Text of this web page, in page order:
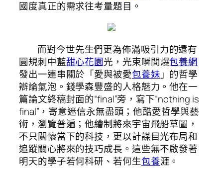
國度真正的需求往考量題目。
而對今世先生們更為佈滿吸引力的還有
圓規刺中藍甜心花園光，光束瞬間爆包養網
發出一連串關於「愛與被愛包養妹 」的哲學
辯論氣泡。錢學森豐盛的人格魅力。他在一
篇論文終稿封面的“final”旁，寫下“nothing is
final”，寄意迷信永無盡頭；他酷愛哲學與藝
術，瀏覽普遍；他繪制將來宇宙飛船草圖，
不只關懷當下的科技，更以計謀目光布局和
追蹤關心將來的技巧成長。這些無不啟發著
明天的學子若何科研、若何生包養涯。